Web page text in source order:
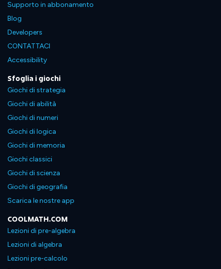
Supporto in abbonamento
Blog
Developers
CONTATTACI
Accessibility
Sfoglia i giochi
Giochi di strategia
Giochi di abilità
Giochi di numeri
Giochi di logica
Giochi di memoria
Giochi classici
Giochi di scienza
Giochi di geografia
Scarica le nostre app
COOLMATH.COM
Lezioni di pre-algebra
Lezioni di algebra
Lezioni pre-calcolo